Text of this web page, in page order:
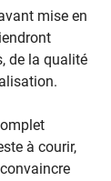
avant mise en
de la qualité
à courir,